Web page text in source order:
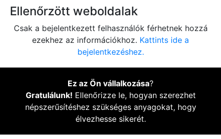
Ellenőrzött weboldalak
Csak a bejelentkezett felhasználók férhetnek hozzá
ezekhez az információkhoz. Kattints ide a
bejelentkezéshez.
Ez az Ön vállalkozása?
Gratulálunk! Ellenőrizze le, hogyan szerezhet
népszerűsítéshez szükséges anyagokat, hogy
élvezhesse sikerét.